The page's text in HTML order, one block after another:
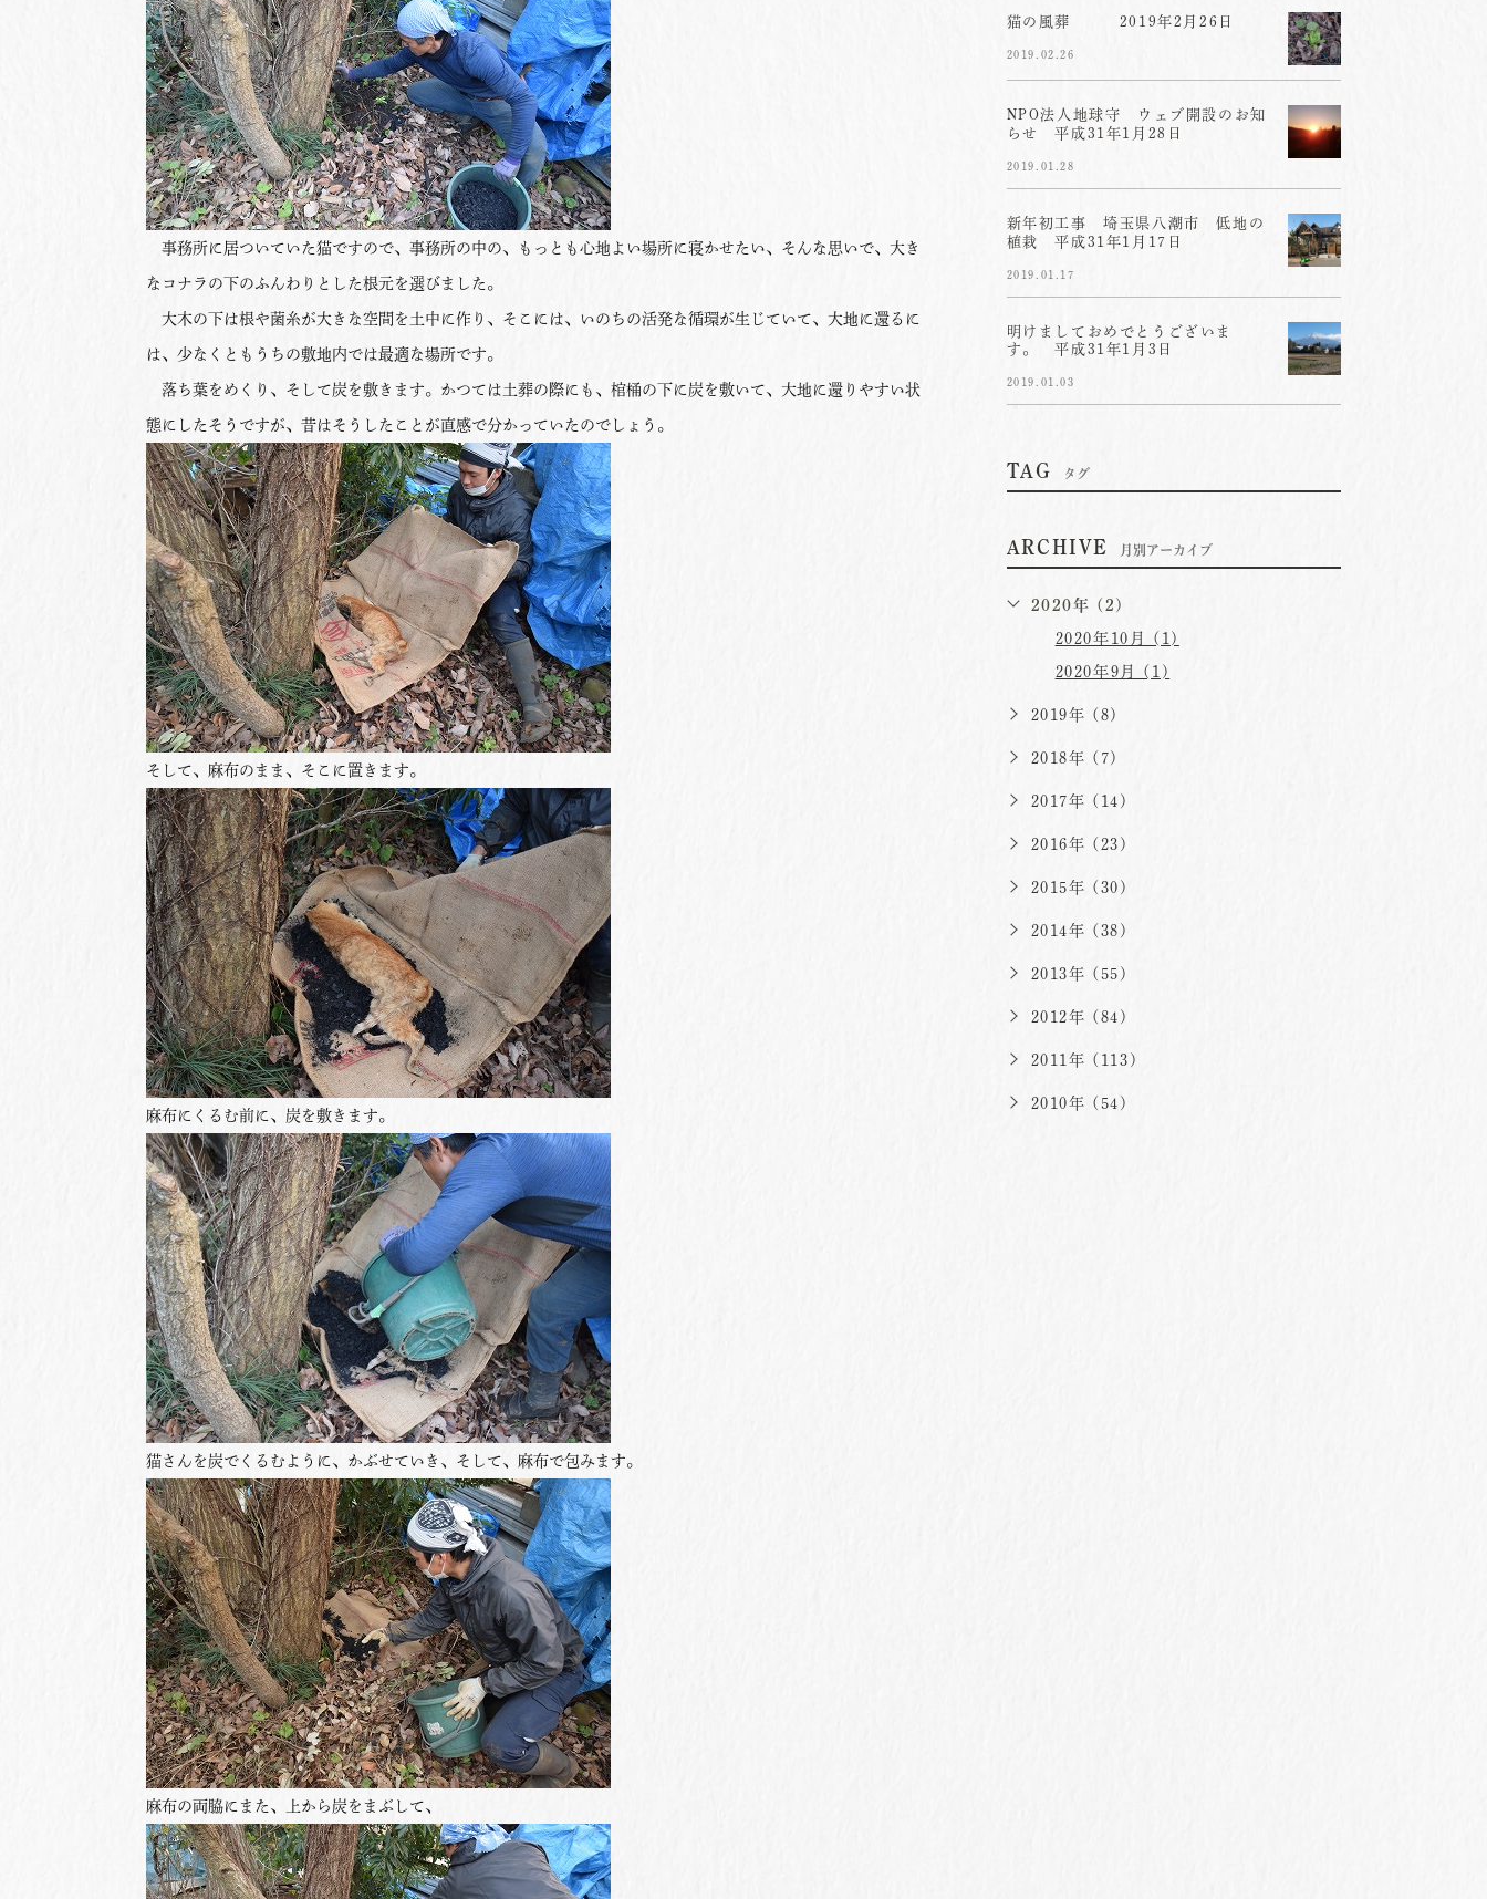
事務所に居ついていた猫ですので、事務所の中の、もっとも心地よい場所に寝かせたい、そんな思いで、大き
なコナラの下のふんわりとした根元を選びました。
大木の下は根や菌糸が大きな空間を土中に作り、そこには、いのちの活発な循環が生じていて、大地に還るに
は、少なくともうちの敷地内では最適な場所です。
落ち葉をめくり、そして炭を敷きます。かつては土葬の際にも、棺桶の下に炭を敷いて、大地に還りやすい状
態にしたそうですが、昔はそうしたことが直感で分かっていたのでしょう。
そして、麻布のまま、そこに置きます。
麻布にくるむ前に、炭を敷きます。
猫さんを炭でくるむように、かぶせていき、そして、麻布で包みます。
麻布の両脇にまた、上から炭をまぶして、
猫の風葬 2019年2月26日
2019.02.26
NPO法人地球守 ウェブ開設のお知
らせ 平成31年1月28日
2019.01.28
新年初工事 埼玉県八潮市 低地の
植栽 平成31年1月17日
2019.01.17
明けましておめでとうございま
す。 平成31年1月3日
2019.01.03
TAG タグ
ARCHIVE 月別アーカイブ
2020年 (2)
2020年10月 (1)
2020年9月 (1)
2019年 (8)
2018年 (7)
2017年 (14)
2016年 (23)
2015年 (30)
2014年 (38)
2013年 (55)
2012年 (84)
2011年 (113)
2010年 (54)